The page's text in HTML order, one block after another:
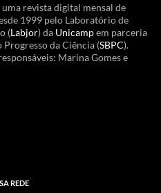
uma revista digital mensal de
1999 pelo Laboratório de
(Labjor) da Unicampem parceria
Progresso da Ciência (SBPC).
Marina Gomes e
REDE